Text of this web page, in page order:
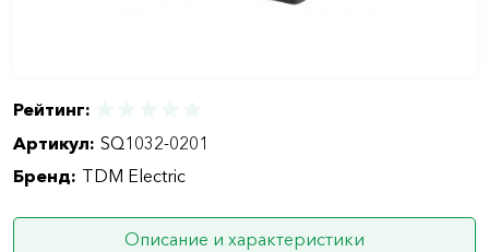
Рейтинг:
Артикул: SQ1032-0201
Бренд: TDM Electric
Описание и характеристики